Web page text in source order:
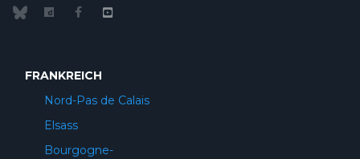
FRANKREICH
Nord-Pas de Calais
Elsass
Bourgogne-